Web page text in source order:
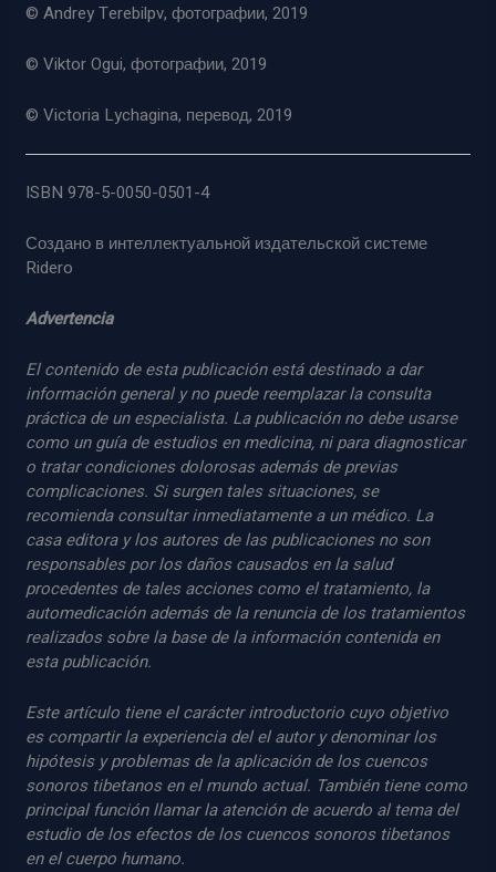
© Andrey Terebilpv, фотографии, 2019
© Viktor Ogui, фотографии, 2019
© Victoria Lychagina, перевод, 2019
ISBN 978-5-0050-0501-4
Создано в интеллектуальной издательской системе
Ridero
Advertencia
El contenido de esta publicación está destinado a dar
información general y no puede reemplazar la consulta
práctica de un especialista. La publicación no debe usarse
como un guía de estudios en medicina, ni para diagnosticar
o tratar condiciones dolorosas además de previas
complicaciones. Si surgen tales situaciones, se
recomienda consultar inmediatamente a un médico. La
casa editora y los autores de las publicaciones no son
responsables por los daños causados en la salud
procedentes de tales acciones como el tratamiento, la
automedicación además de la renuncia de los tratamientos
realizados sobre la base de la información contenida en
esta publicación.
Este artículo tiene el carácter introductorio cuyo objetivo
es compartir la experiencia del el autor y denominar los
hipótesis y problemas de la aplicación de los cuencos
sonoros tibetanos en el mundo actual. También tiene como
principal función llamar la atención de acuerdo al tema del
estudio de los efectos de los cuencos sonoros tibetanos
en el cuerpo humano.